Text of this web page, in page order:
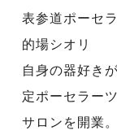
表参道ポーセ
的場シオリ
自身の器好き
定ポーセラー
サロンを開業。